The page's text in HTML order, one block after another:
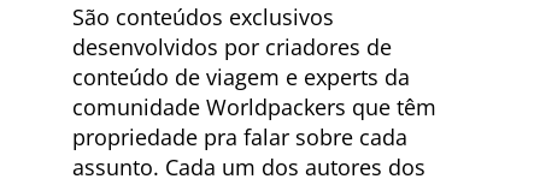
São conteúdos exclusivos
desenvolvidos por criadores de
conteúdo de viagem e experts da
comunidade Worldpackers que têm
propriedade pra falar sobre cada
assunto. Cada um dos autores dos